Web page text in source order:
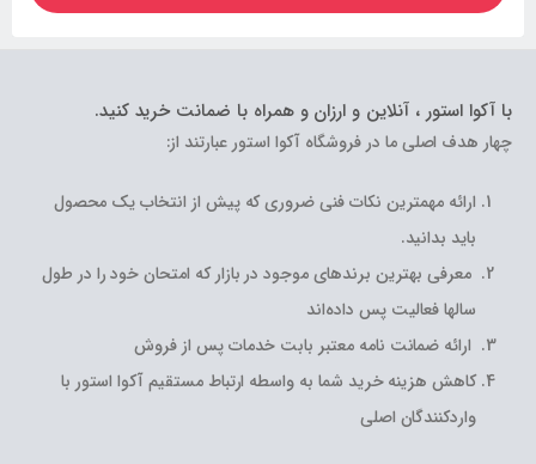
با آکوا استور ، آنلاین و ارزان و همراه با ضمانت خرید کنید.
چهار هدف اصلی ما در فروشگاه آکوا استور عبارتند از:
ارائه مهمترین نکات فنی ضروری که پیش از انتخاب یک محصول
باید بدانید.
معرفی بهترین برندهای موجود در بازار که امتحان خود را در طول
سالها فعالیت پس داده‌اند
ارائه ضمانت نامه معتبر بابت خدمات پس از فروش
کاهش هزینه خرید شما به واسطه ارتباط مستقیم آکوا استور با
واردکنندگان اصلی